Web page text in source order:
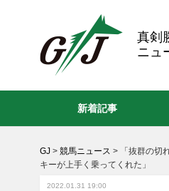
真剣
ニュ
GJ > 競馬ニュース >
「抜群の
キーが上手く乗ってくれた」
2022.01.31 19:00
新着記事